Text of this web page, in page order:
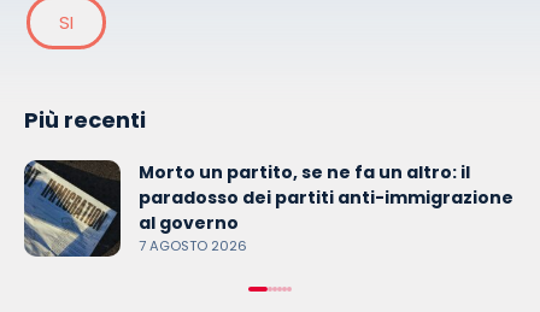
SI
Più recenti
Morto un partito, se ne fa un altro: il
paradosso dei partiti anti-immigrazione
al governo
7 AGOSTO 2026